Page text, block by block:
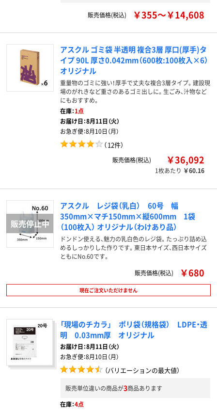
販売価格(税込) ￥355～￥14,608
アスクル ゴミ袋 半透明 複合3層 厚口(厚手)タ
イプ 90L 厚さ0.042mm（600枚:100枚入×6）
オリジナル
重量物のゴミに強い！厚手で丈夫な複合3層タイプ。建設現
場のがれきなど重さのあるゴミ出しに。生ごみ、汁物など
にもおすすめ。
在庫：1点
お届け日：8月11日（火）
お急ぎ便：8月10日（月）
（12件）
販売価格(税込) ￥36,092
1枚あたり ￥60.16
アスクル レジ袋（乳白） 60号 幅
350mm×マチ150mm×縦600mm 1袋
（100枚入） オリジナル（わけあり品）
ドンドン使える、魅力の乳白色のレジ袋。たっぷり詰め込
めるしっかりした作りです。東日本サイズ、西日本サイズ
ともにNo.60です。
販売価格(税込)
￥680
現在ご注文いただけません
「現場のチカラ」 ポリ袋（規格袋） LDPE・透
明 0.03mm厚 オリジナル
お届け日：8月11日（火）
お急ぎ便：8月10日（月）
（バリエーションの最大値）
販売単位違いの商品が3商品あります
在庫：4点